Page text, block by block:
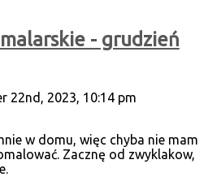
- grudzień
22nd, 2023, 10:14 pm
w domu, więc chyba nie mam
Zacznę od zwyklakow,